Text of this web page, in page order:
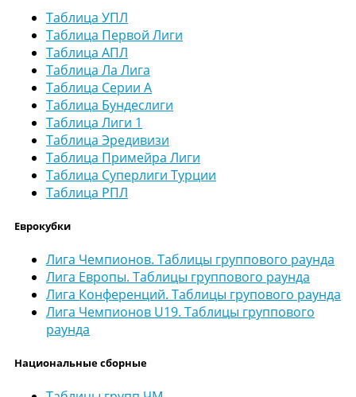
Таблица УПЛ
Таблица Первой Лиги
Таблица АПЛ
Таблица Ла Лига
Таблица Серии А
Таблица Бундеслиги
Таблица Лиги 1
Таблица Эредивизи
Таблица Примейра Лиги
Таблица Суперлиги Турции
Таблица РПЛ
Еврокубки
Лига Чемпионов. Таблицы группового раунда
Лига Европы. Таблицы группового раунда
Лига Конференций. Таблицы групового раунда
Лига Чемпионов U19. Таблицы группового
раунда
Национальные сборные